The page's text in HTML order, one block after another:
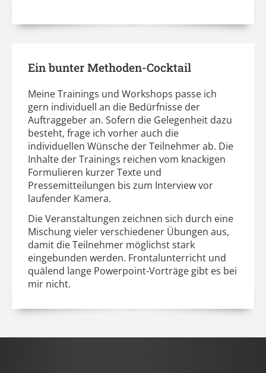
Ein bunter Methoden-Cocktail
Meine Trainings und Workshops passe ich
gern individuell an die Bedürfnisse der
Auftraggeber an. Sofern die Gelegenheit dazu
besteht, frage ich vorher auch die
individuellen Wünsche der Teilnehmer ab. Die
Inhalte der Trainings reichen vom knackigen
Formulieren kurzer Texte und
Pressemitteilungen bis zum Interview vor
laufender Kamera.
Die Veranstaltungen zeichnen sich durch eine
Mischung vieler verschiedener Übungen aus,
damit die Teilnehmer möglichst stark
eingebunden werden. Frontalunterricht und
quälend lange Powerpoint-Vorträge gibt es bei
mir nicht.